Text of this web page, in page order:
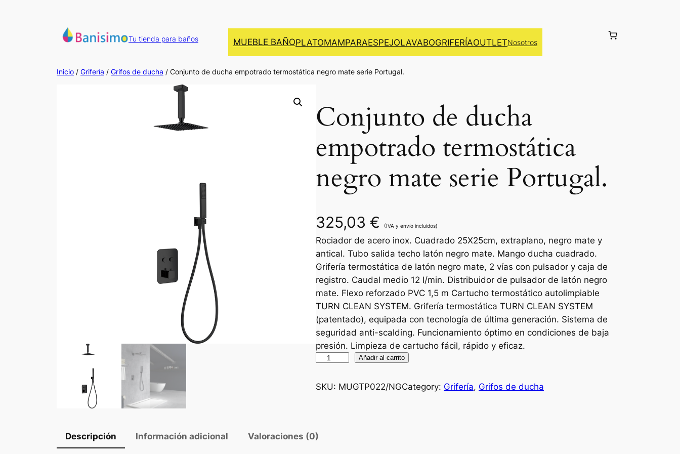
Tu tienda para baños MUEBLE BAÑOPLATOMAMPARAESPEJOLAVABOGRIFERÍAOUTLETNosotros
Inicio / Grifería / Grifos de ducha / Conjunto de ducha empotrado termostática negro mate serie Portugal.
Conjunto de ducha
empotrado termostática
negro mate serie Portugal.
325,03 € (IVA y envío incluidos)
Rociador de acero inox. Cuadrado 25X25cm, extraplano, negro mate y
antical. Tubo salida techo latón negro mate. Mango ducha cuadrado.
Grifería termostática de latón negro mate, 2 vías con pulsador y caja de
registro. Caudal medio 12 I/min. Distribuidor de pulsador de latón negro
mate. Flexo reforzado PVC 1,5 m Cartucho termostático autolimpiable
TURN CLEAN SYSTEM. Grifería termostática TURN CLEAN SYSTEM
(patentado), equipada con tecnología de última generación. Sistema de
seguridad anti-scalding. Funcionamiento óptimo en condiciones de baja
presión. Limpieza de cartucho fácil, rápido y eficaz.
n
t
Añadir al carrito
SKU: MUGTP022/NGCategory: Grifería, Grifos de ducha
Descripción Información adicional Valoraciones (0)